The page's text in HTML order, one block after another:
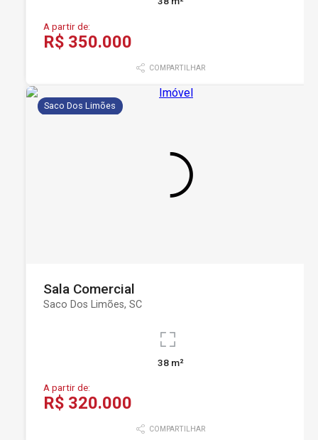
A partir de:
R$ 350.000
COMPARTILHAR
Saco Dos Limões
Sala Comercial
Saco Dos Limões, SC
38 m²
A partir de:
R$ 320.000
COMPARTILHAR